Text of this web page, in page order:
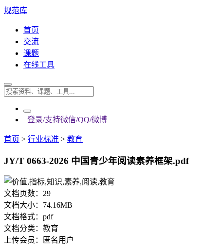
规范库
首页
交流
课题
在线工具
登录/支持微信/QQ/微博
首页 > 行业标准 > 教育
JY/T 0663-2026 中国青少年阅读素养框架.pdf
文档页数： 29
文档大小： 74.16MB
文档格式： pdf
文档分类： 教育
上传会员：
匿名用户